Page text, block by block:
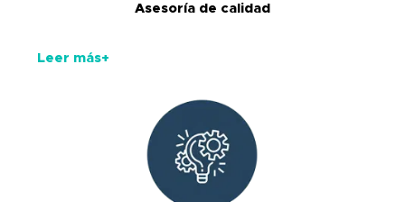
Asesoría de calidad
Leer más+